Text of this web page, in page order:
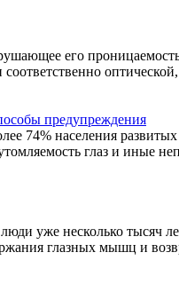
его
предупреждения
74% населения
глаз и иные
уже несколько тысяч
глазных мышц и